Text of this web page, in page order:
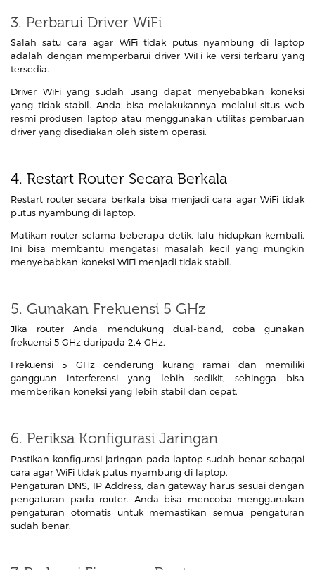
3. Perbarui Driver WiFi
Salah satu cara agar WiFi tidak putus nyambung di laptop
adalah dengan memperbarui driver WiFi ke versi terbaru yang
tersedia.
Driver WiFi yang sudah usang dapat menyebabkan koneksi
yang tidak stabil. Anda bisa melakukannya melalui situs web
resmi produsen laptop atau menggunakan utilitas pembaruan
driver yang disediakan oleh sistem operasi.
4. Restart Router Secara Berkala
Restart router secara berkala bisa menjadi cara agar WiFi tidak
putus nyambung di laptop.
Matikan router selama beberapa detik, lalu hidupkan kembali.
Ini bisa membantu mengatasi masalah kecil yang mungkin
menyebabkan koneksi WiFi menjadi tidak stabil.
5. Gunakan Frekuensi 5 GHz
Jika router Anda mendukung dual-band, coba gunakan
frekuensi 5 GHz daripada 2.4 GHz.
Frekuensi 5 GHz cenderung kurang ramai dan memiliki
gangguan interferensi yang lebih sedikit, sehingga bisa
memberikan koneksi yang lebih stabil dan cepat.
6. Periksa Konfigurasi Jaringan
Pastikan konfigurasi jaringan pada laptop sudah benar sebagai
cara agar WiFi tidak putus nyambung di laptop.
Pengaturan DNS, IP Address, dan gateway harus sesuai dengan
pengaturan pada router. Anda bisa mencoba menggunakan
pengaturan otomatis untuk memastikan semua pengaturan
sudah benar.